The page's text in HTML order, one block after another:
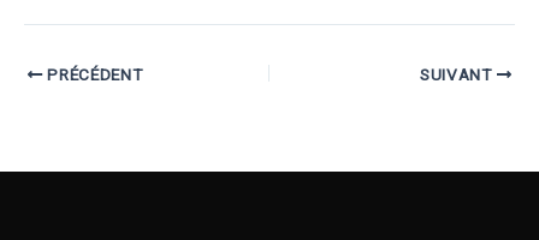
PRÉCÉDENT SUIVANT